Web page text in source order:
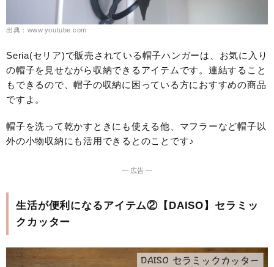
出典：www.youtube.com
Seria(セリア)で販売されている帽子ハンガーは、お気に入り
の帽子を見せながら収納できるアイテムです。連結すること
もできるので、帽子の収納に困っている方におすすめの商品
ですよ。
帽子を洗って乾かすときにも使える他、マフラーなど帽子以
外の小物収納にも活用できるとのことです♪
― 広告 ―
生活が便利になるアイテム②【DAISO】セラミッ
クカッター